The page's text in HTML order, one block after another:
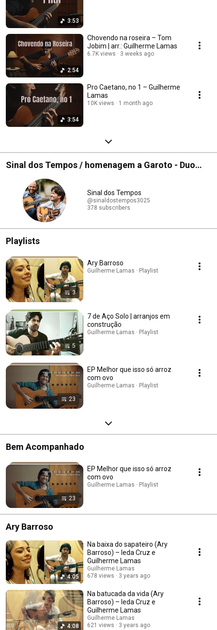
3:53
2:54
Chovendo na roseira – Tom
Jobim | arr.: Guilherme Lamas
6.7K views 3 weeks ago
3:54
Pro Caetano, no 1 – Guilherme
Lamas
10K views 1 month ago
Sinal dos Tempos / homenagem a Garoto - Duo
Rafael Thomaz e Guilherme Lamas
Sinal dos Tempos
@sinaldostempos3025
378 subscribers
Playlists
3
Ary Barroso
Guilherme Lamas · Playlist
5
7 de Aço Solo | arranjos em
construção
Guilherme Lamas · Playlist
23
EP Melhor que isso só arroz
com ovo
Guilherme Lamas · Playlist
Bem Acompanhado
23
EP Melhor que isso só arroz
com ovo
Guilherme Lamas · Playlist
Ary Barroso
4:05
Na baixa do sapateiro (Ary
Barroso) – Ieda Cruz e
Guilherme Lamas
Guilherme Lamas
678 views
3 years ago
4:08
Na batucada da vida (Ary
Barroso) – Ieda Cruz e
Guilherme Lamas
Guilherme Lamas
621 views
3 years ago